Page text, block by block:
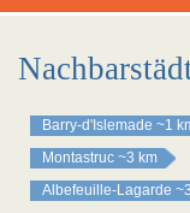
Barry-d'Islemade ~1
Montastruc ~3 km
Albefeuille-Lagarde